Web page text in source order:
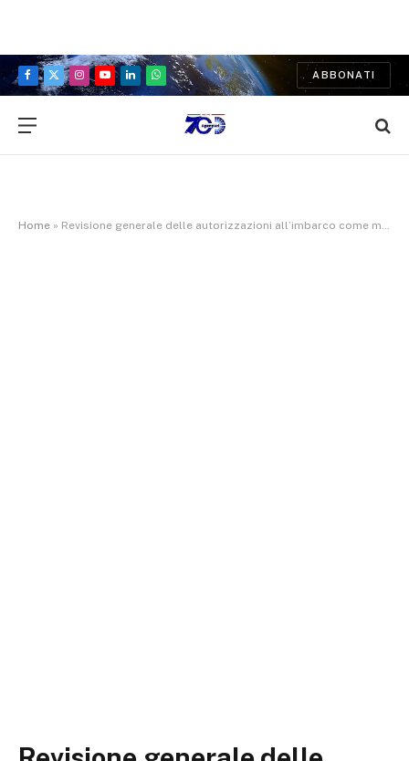
Facebook
X
Instagram
YouTubeLinkedInWhatsApp
ABBONATI
Home » Revisione generale delle autorizzazioni all’imbarco come medico di bordo e degli attestati di iscrizione nell’elenco dei medici di bordo supplenti